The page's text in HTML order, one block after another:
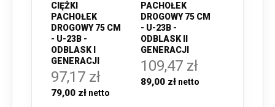
CIĘŻKI
PACHOŁEK
DROGOWY 75 CM
- U-23B -
ODBLASK I
GENERACJI
97,17 zł
79,00 zł
PACHOŁEK
DROGOWY 75 CM
- U-23B -
ODBLASK II
GENERACJI
109,47 zł
89,00 zł